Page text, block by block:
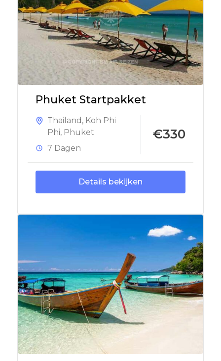
Phuket Startpakket
Thailand , Koh Phi
Phi, Phuket
7 Dagen
€330
Details bekijken